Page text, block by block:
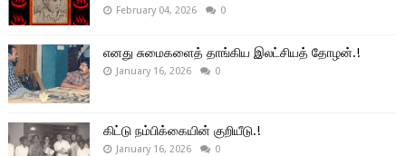
February 04, 2026 0
எனது சுமைகளைத் தாங்கிய இலட்சியத் தோழன்.!
January 16, 2026 0
கிட்டு நம்பிக்கையின் குறியீடு.!
January 16, 2026 0